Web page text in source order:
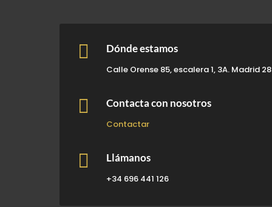
 Dónde estamos
Calle Orense 85, escalera 1, 3A. Madrid
 Contacta con nosotros
Contactar
 Llámanos
+34 696 441 126